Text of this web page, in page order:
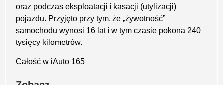
oraz podczas eksploatacji i kasacji (utylizacji)
pojazdu. Przyjęto przy tym, że „żywotność”
samochodu wynosi 16 lat i w tym czasie pokona 240
tysięcy kilometrów.
Całość w iAuto 165